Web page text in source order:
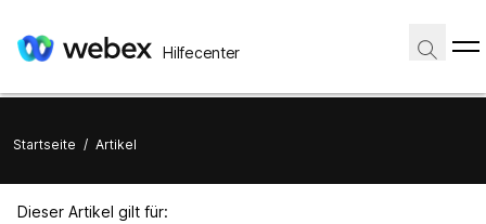
Hilfecenter
Startseite / Artikel
Dieser Artikel gilt für: